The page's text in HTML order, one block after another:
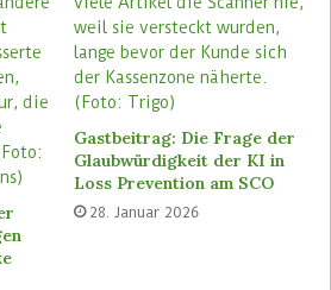
zu unzufriedenen
sind Umsatzverluste.
Online-Shops
um solchen
ist die Lagerlogistik.
Angelpunkt der Supply
Lager. Ein schnell
Management System ist
Gastbeitrag: Die Frage der
Glaubwürdigkeit der KI in
Loss Prevention am SCO
28. Januar 2026